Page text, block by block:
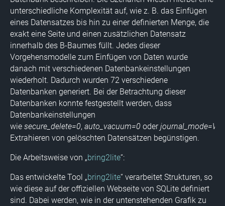
unterschiedliche Komplexität auf, wie z. B. das Einfügen
eines Datensatzes bis hin zu einer definierten Menge, die
exakt eine Seite und einen zusätzlichen Datensatz
innerhalb des B-Baumes füllt. Jedes dieser
Vorgehensmodelle zum Einfügen von Daten wurde
danach mit verschiedenen Datenbankeinstellungen
wiederholt. Dadurch wurden 72 verschiedene
Datenbanken generiert. Bei der Betrachtung dieser
Datenbanken konnte festgestellt werden, dass
Datenbankeinstellungen
wie secure_delete=0, auto_vacuum=0 oder
Extrahieren von gelöschten Datensätzen begünstigen.
Die Arbeitsweise von „bring2lite“:
Das entwickelte Tool „bring2lite“ verarbeitet Strukturen, so
wie diese auf der offiziellen Webseite von SQLite definiert
sind. Dabei werden, wie in der untenstehenden Grafik zu